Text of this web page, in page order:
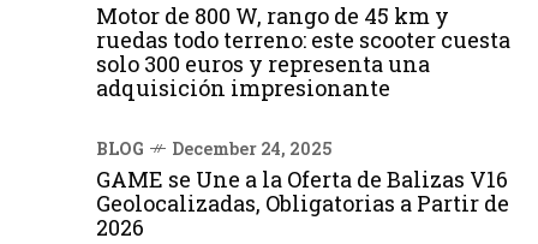
Motor de 800 W, rango de 45 km y
ruedas todo terreno: este scooter cuesta
solo 300 euros y representa una
adquisición impresionante
BLOG December 24, 2025
GAME se Une a la Oferta de Balizas V16
Geolocalizadas, Obligatorias a Partir de
2026